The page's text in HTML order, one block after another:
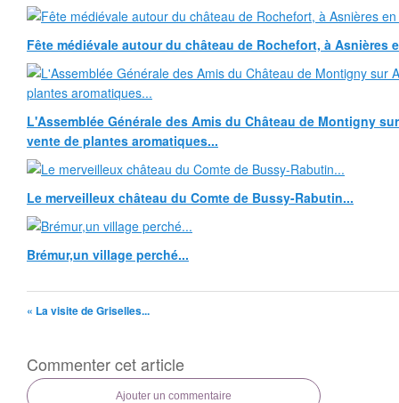
Fête médiévale autour du château de Rochefort, à Asnières
L'Assemblée Générale des Amis du Château de Montigny
vente de plantes aromatiques...
Le merveilleux château du Comte de Bussy-Rabutin...
Brémur,un village perché...
« La visite de Griselles...
Commenter cet article
Ajouter un commentaire